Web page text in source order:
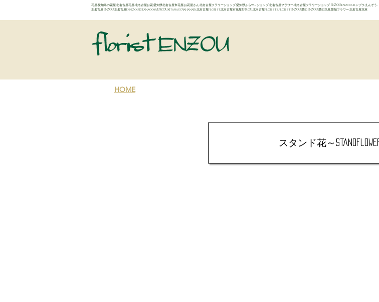
花屋,愛知県の花屋,北名古屋花屋,北名古屋お花,愛知県北名古屋市花屋,お花屋さん,北名古屋フラワーショップ,愛知県ふらw－ショップ,北名古屋フラワー,北名古屋フラワーショップ,ENZOU,enzou,エンゾウ,えんぞう,
​北名古屋ENZOU,北名古屋ennzou,kitanagoyaENZOU,kitanagoyahanaya,北名古屋florist,北名古屋市花屋ENZOU,北名古屋florists,floristENZOU,愛知ENZOU,愛知花屋,愛知フラワー,北名古屋花束
HOME
スタンド花～